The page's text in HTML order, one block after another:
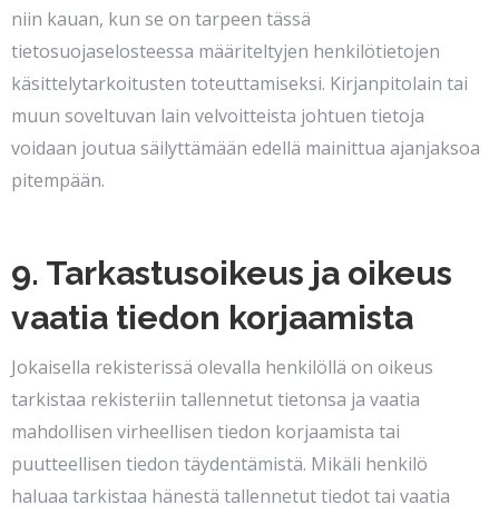
niin kauan, kun se on tarpeen tässä
tietosuojaselosteessa määriteltyjen henkilötietojen
käsittelytarkoitusten toteuttamiseksi. Kirjanpitolain tai
muun soveltuvan lain velvoitteista johtuen tietoja
voidaan joutua säilyttämään edellä mainittua ajanjaksoa
pitempään.
9. Tarkastusoikeus ja oikeus
vaatia tiedon korjaamista
Jokaisella rekisterissä olevalla henkilöllä on oikeus
tarkistaa rekisteriin tallennetut tietonsa ja vaatia
mahdollisen virheellisen tiedon korjaamista tai
puutteellisen tiedon täydentämistä. Mikäli henkilö
haluaa tarkistaa hänestä tallennetut tiedot tai vaatia